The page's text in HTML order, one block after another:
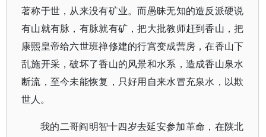
著称于世，从来没有矿业。而愚昧无知的造反派硬说
有山就有脉，有脉就有矿，把大批教师赶到香山，把
康熙皇帝给六世班禅修建的行宫变成营房，在香山下
乱施开采，破坏了香山的风景和水系，造成香山泉水
断流，至今未能恢复，只好用自来水冒充泉水，以欺
世人。
我的二哥阎明智十四岁去延安参加革命，在陕北